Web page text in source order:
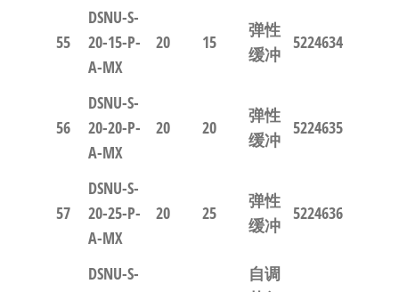
55
DSNU-S-
20-15-P-
A-MX
20 15
弹性
缓冲
5224634
56
DSNU-S-
20-20-P-
A-MX
20 20
弹性
缓冲
5224635
57
DSNU-S-
20-25-P-
A-MX
20 25
弹性
缓冲
5224636
DSNU-S-
自调